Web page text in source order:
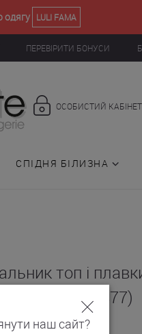
одягу LULI FAMA
ПЕРЕВІРИТИ БОНУСИ
ОСОБИСТИЙ КАБІНЕТ
СПІДНЯ БІЛИЗНА
топ і
(014877)
наш сайт?